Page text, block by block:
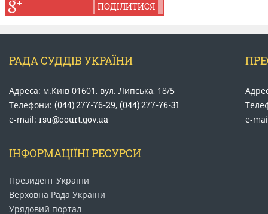
ПОДІЛИТИСЯ
РАДА СУДДІВ УКРАЇНИ
Адреса: м.Київ 01601, вул. Липська, 18/5
Телефони: (044) 277-76-29, (044) 277-76-31
e-mail: rsu@court.gov.ua
e-
ІНФОРМАЦІЇНІ РЕСУРСИ
Президент України
Верховна Рада України
Урядовий портал